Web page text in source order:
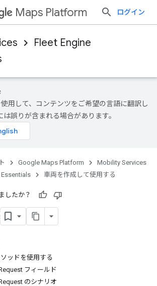
Maps Platform ログイン
Fleet Engine
用して、コンテンツをご希望の言語に翻訳し
は誤りが含まれる場合があります。
Google Maps Platform
Mobility Services
Essentials 車両を作成して使用する
したか？
ッドを使用する
フィールド
のシナリオ